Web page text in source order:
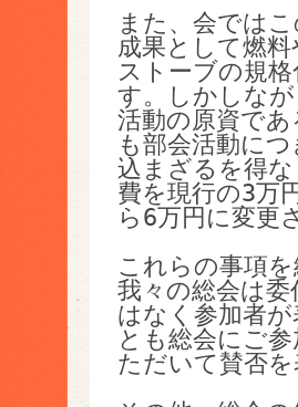
また、会では
成果として燃料
ストーブの規
す。しかしな
活動の原資で
も部会活動につ
込まざるを得
費を現行の3万
ら6万円に変更
これらの事項
我々の総会は委
はなく参加者
とも総会にご
ただいて賛否